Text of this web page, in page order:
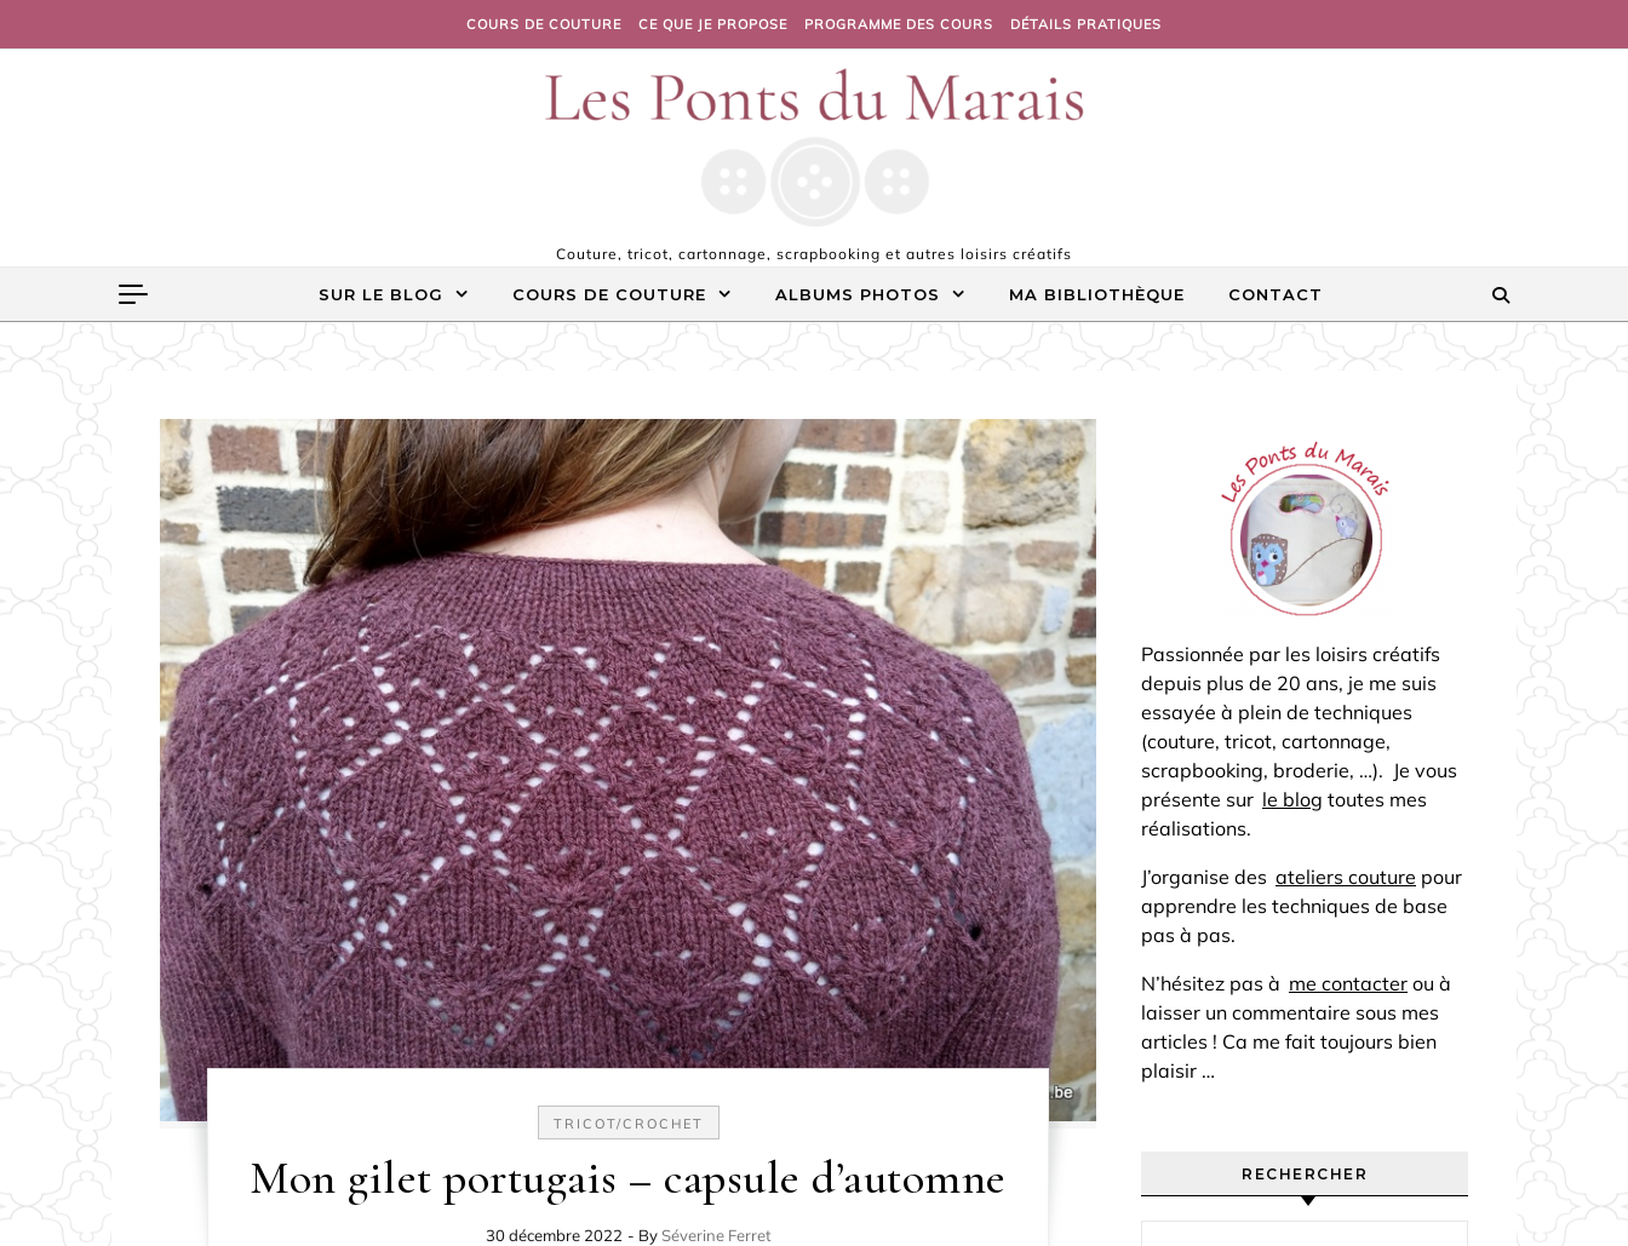
COURS DE COUTURE CE QUE JE PROPOSE PROGRAMME DES COURS DÉTAILS PRATIQUES
Couture, tricot, cartonnage, scrapbooking et autres loisirs créatifs
SUR LE BLOG COURS DE COUTURE ALBUMS PHOTOS MA BIBLIOTHÈQUE CONTACT
TRICOT/CROCHET
Mon gilet portugais – capsule d’automne
30 décembre 2022 - By Séverine Ferret
Passionnée par les loisirs créatifs
depuis plus de 20 ans, je me suis
essayée à plein de techniques
(couture, tricot, cartonnage,
scrapbooking, broderie, …). Je vous
présente sur le blog toutes mes
réalisations.
J’organise des ateliers couture pour
apprendre les techniques de base
pas à pas.
N’hésitez pas à me contacter ou à
laisser un commentaire sous mes
articles ! Ca me fait toujours bien
plaisir …
RECHERCHER